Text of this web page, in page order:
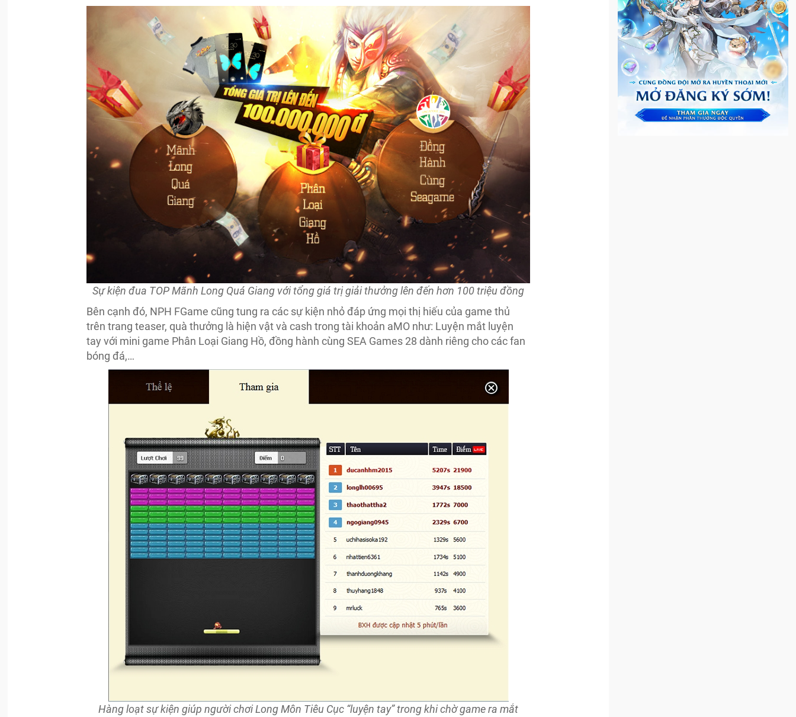
Sự kiện đua TOP Mãnh Long Quá Giang với tổng giá trị giải thưởng lên đến hơn 100 triệu đồng
Bên cạnh đó, NPH FGame cũng tung ra các sự kiện nhỏ đáp ứng mọi thị hiếu của game thủ
trên trang teaser, quà thưởng là hiện vật và cash trong tài khoản aMO như: Luyện mắt luyện
tay với mini game Phân Loại Giang Hồ, đồng hành cùng SEA Games 28 dành riêng cho các fan
bóng đá,…
Hàng loạt sự kiện giúp người chơi Long Môn Tiêu Cục “luyện tay” trong khi chờ game ra mắt